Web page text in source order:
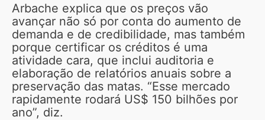
Arbache explica que os preços vão
avançar não só por conta do aumento de
demanda e de credibilidade, mas também
porque certificar os créditos é uma
atividade cara, que inclui auditoria e
elaboração de relatórios anuais sobre a
preservação das matas. “Esse mercado
rapidamente rodará US$ 150 bilhões por
ano”, diz.